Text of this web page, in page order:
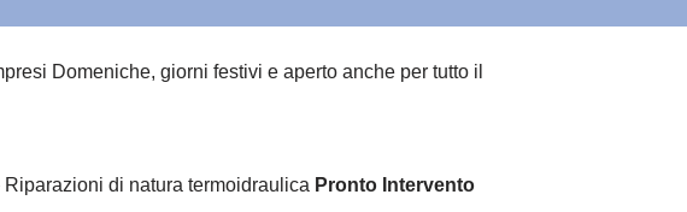
Domeniche, giorni festivi e aperto anche per tutto il
di natura termoidraulica Pronto Intervento